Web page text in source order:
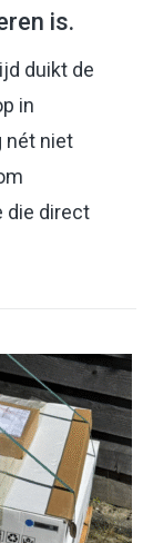
is.
duikt de
in
nét niet
die direct